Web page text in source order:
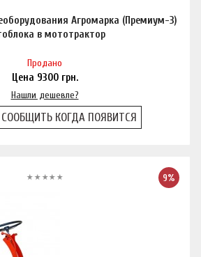
Агромарка (Премиум-3)
в мототрактор
Продано
Цена 9300грн.
Нашли дешевле?
СООБЩИТЬ КОГДА ПОЯВИТСЯ
9%